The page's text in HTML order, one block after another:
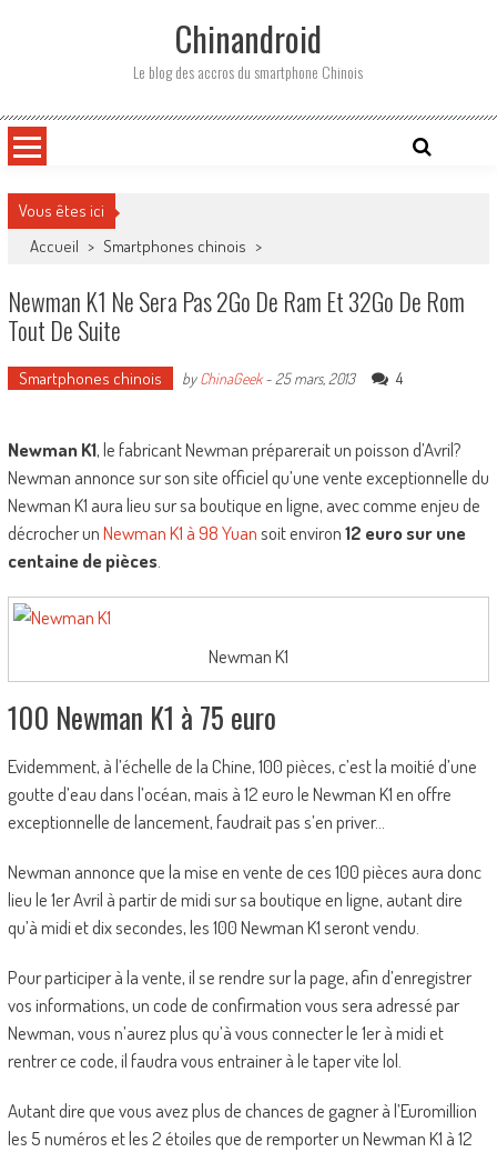
Chinandroid
Le blog des accros du smartphone Chinois
Vous êtes ici
Accueil > Smartphones chinois >
Newman K1 Ne Sera Pas 2Go De Ram Et 32Go De Rom
Tout De Suite
Smartphones chinois byChinaGeek- 25 mars, 2013 4
Newman K1, le fabricant Newman préparerait un poisson d’Avril?
Newman annonce sur son site officiel qu’une vente exceptionnelle du
Newman K1 aura lieu sur sa boutique en ligne, avec comme enjeu de
décrocher unNewman K1 à 98 Yuansoit environ12 euro sur une
centaine de pièces.
Newman K1
100 Newman K1 à 75 euro
Evidemment, à l’échelle de la Chine, 100 pièces, c’est la moitié d’une
goutte d’eau dans l’océan, mais à 12 euro le Newman K1 en offre
exceptionnelle de lancement, faudrait pas s’en priver…
Newman annonce que la mise en vente de ces 100 pièces aura donc
lieu le 1er Avril à partir de midi sur sa boutique en ligne, autant dire
qu’à midi et dix secondes, les 100 Newman K1 seront vendu.
Pour participer à la vente, il se rendre sur la page, afin d’enregistrer
vos informations, un code de confirmation vous sera adressé par
Newman, vous n’aurez plus qu’à vous connecter le 1er à midi et
rentrer ce code, il faudra vous entrainer à le taper vite lol.
Autant dire que vous avez plus de chances de gagner à l’Euromillion
les 5 numéros et les 2 étoiles que de remporter un Newman K1 à 12